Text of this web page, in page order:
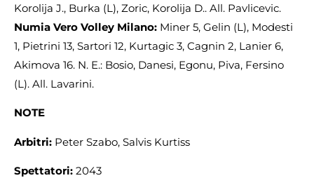
Korolija J., Burka (L), Zoric, Korolija D.. All. Pavlicevic.
Numia Vero Volley Milano: Miner 5, Gelin (L), Modesti
1, Pietrini 13, Sartori 12, Kurtagic 3, Cagnin 2, Lanier 6,
Akimova 16. N. E.: Bosio, Danesi, Egonu, Piva, Fersino
(L). All. Lavarini.
NOTE
Arbitri: Peter Szabo, Salvis Kurtiss
Spettatori: 2043